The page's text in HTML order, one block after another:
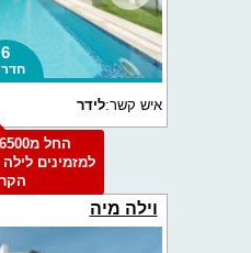
6
איש קשר:לידר
למזמינים
וילה מיה